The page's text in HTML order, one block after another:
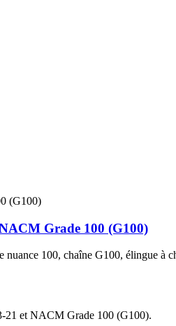
Grade 100 (G100)
100, chaîne G100, élingue à